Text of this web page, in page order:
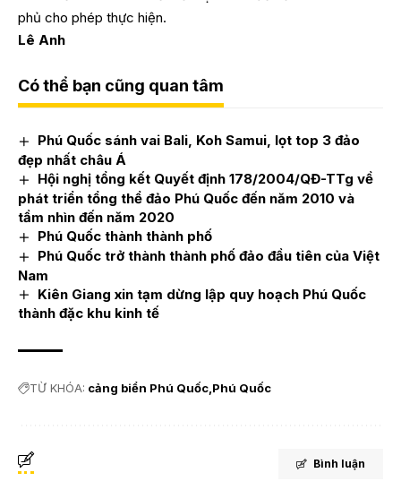
phủ cho phép thực hiện.
Lê Anh
Có thể bạn cũng quan tâm
Phú Quốc sánh vai Bali, Koh Samui, lọt top 3 đảo
đẹp nhất châu Á
Hội nghị tổng kết Quyết định 178/2004/QĐ-TTg về
phát triển tổng thể đảo Phú Quốc đến năm 2010 và
tầm nhìn đến năm 2020
Phú Quốc thành thành phố
Phú Quốc trở thành thành phố đảo đầu tiên của Việt
Nam
Kiên Giang xin tạm dừng lập quy hoạch Phú Quốc
thành đặc khu kinh tế
TỪ KHÓA: cảng biển Phú Quốc Phú Quốc
Bình luận